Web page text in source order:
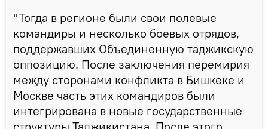
"Тогда в регионе были свои полевые
командиры и несколько боевых отрядов,
поддержавших Объединенную таджикскую
оппозицию. После заключения перемирия
между сторонами конфликта в Бишкеке и
Москве часть этих командиров были
интегрирована в новые государственные